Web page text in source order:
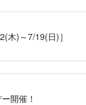
木)～7/19(日)］
開催！